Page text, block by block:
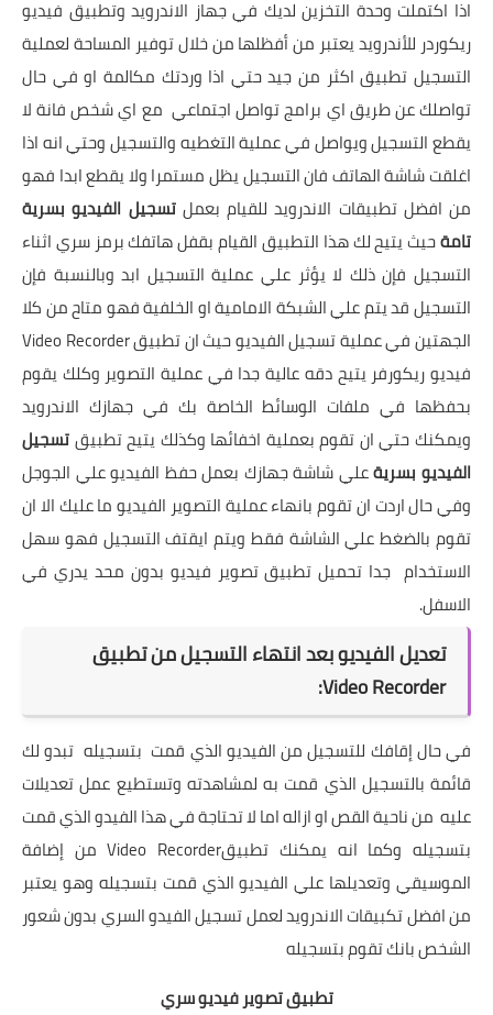
اذا اكتملت وحدة التخزين لديك في جهاز الاندرويد وتطبيق فيديو
ريكوردر للأندرويد يعتبر من أفظلها من خلال توفير المساحة لعملية
التسجيل تطبيق اكثر من جيد حتي اذا وردتك مكالمة او في حال
تواصلك عن طريق اي برامج تواصل اجتماعي مع اي شخص فانة لا
يقطع التسجيل ويواصل في عملية التغطيه والتسجيل وحتي انه اذا
اغلقت شاشة الهاتف فان التسجيل يظل مستمرا ولا يقطع ابدا فهو
من افضل تطبيقات الاندرويد للقيام بعملتسجيل الفيديو بسرية
تامةحيث يتيح لك هذا التطبيق القيام بقفل هاتفك برمز سري اثناء
التسجيل فإن ذلك لا يؤثر علي عملية التسجيل ابد وبالنسبة فإن
التسجيل قد يتم علي الشبكة الامامية او الخلفية فهو متاح من كلا
الجهتين في عملية تسجيل الفيديو حيث ان تطبيق Video Recorder
فيديو ريكورفر يتيح دقه عالية جدا في عملية التصوير وكلك يقوم
بحفظها في ملفات الوسائط الخاصة بك في جهازك الاندرويد
ويمكنك حتي ان تقوم بعملية اخفائها وكذلك يتيح تطبيقتسجيل
الفيديو بسريةعلي شاشة جهازك بعمل حفظ الفيديو علي الجوجل
وفي حال اردت ان تقوم بانهاء عملية التصوير الفيديو ما عليك الا ان
تقوم بالضغط علي الشاشة فقط ويتم ايقتف التسجيل فهو سهل
الاستخدام جدا تحميل تطبيق تصوير فيديو بدون محد يدري في
الاسفل.
تعديل الفيديو بعد انتهاء التسجيل من تطبيق
Video Recorder:
في حال إقافك للتسجيل من الفيديو الذي قمت بتسجيله تبدو لك
قائمة بالتسجيل الذي قمت به لمشاهدته وتستطيع عمل تعديلات
عليه من ناحية القص او ازاله اما لا تحتاجة في هذا الفيدو الذي قمت
بتسجيله وكما انه يمكنك تطبيقVideo Recorder من إضافة
الموسيقي وتعديلها علي الفيديو الذي قمت بتسجيله وهو يعتبر
من افضل تكبيقات الاندرويد لعمل تسجيل الفيدو السري بدون شعور
الشخص بانك تقوم بتسجيله
تطبيق تصوير فيديو سري